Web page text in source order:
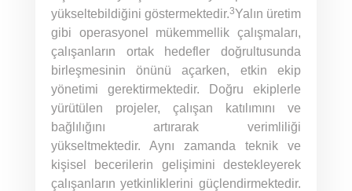
yükseltebildiğini göstermektedir.3Yalın üretim
gibi operasyonel mükemmellik çalışmaları,
çalışanların ortak hedefler doğrultusunda
birleşmesinin önünü açarken, etkin ekip
yönetimi gerektirmektedir. Doğru ekiplerle
yürütülen projeler, çalışan katılımını ve
bağlılığını artırarak verimliliği
yükseltmektedir. Aynı zamanda teknik ve
kişisel becerilerin gelişimini destekleyerek
çalışanların yetkinliklerini güçlendirmektedir.